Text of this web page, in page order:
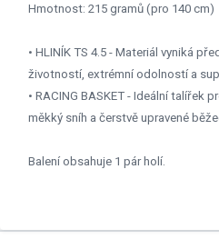
Hmotnost: 215 gramů (pro 140 cm)
• HLINÍK TS 4.5 - Materiál vyniká
životností, extrémní odolností a
• RACING BASKET - Ideální talířek
měkký sníh a čerstvě upravené
Balení obsahuje 1 pár holí.